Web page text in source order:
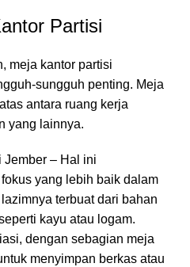
Partisi
meja kantor partisi
sungguh penting. Meja
antara ruang kerja
yang lainnya.
Jember – Hal ini
yang lebih baik dalam
terbuat dari bahan
kayu atau logam.
dengan sebagian meja
menyimpan berkas atau